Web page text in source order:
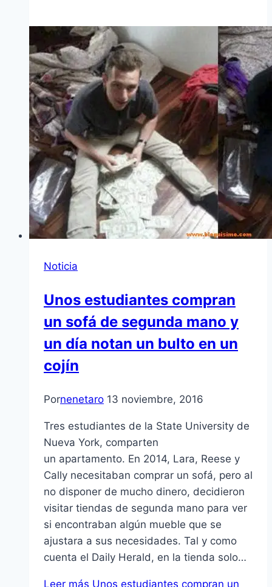
Noticia
Unos estudiantes compran
un sofá de segunda mano y
un día notan un bulto en un
cojín
Pornenetaro 13 noviembre, 2016
Tres estudiantes de la State University de
Nueva York, comparten
un apartamento. En 2014, Lara, Reese y
Cally necesitaban comprar un sofá, pero al
no disponer de mucho dinero, decidieron
visitar tiendas de segunda mano para ver
si encontraban algún mueble que se
ajustara a sus necesidades. Tal y como
cuenta el Daily Herald, en la tienda solo…
Leer más Unos estudiantes compran un